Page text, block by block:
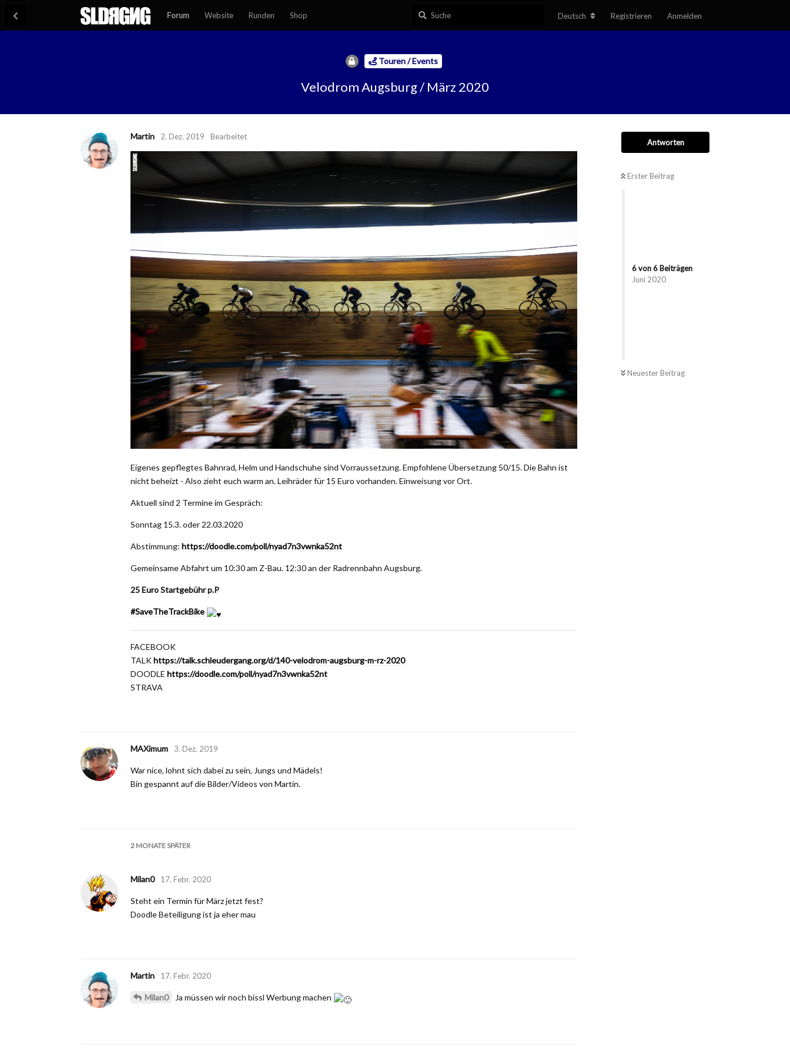
Forum Website Runden Shop Deutsch Registrieren Anmelden
Touren / Events
Velodrom Augsburg / März 2020
Antworten
Erster Beitrag
6von6 Beiträgen
Juni 2020
Neuester Beitrag
Martin 2. Dez. 2019 Bearbeitet
Eigenes gepflegtes Bahnrad, Helm und Handschuhe sind Vorraussetzung. Empfohlene Übersetzung 50/15. Die Bahn ist
nicht beheizt - Also zieht euch warm an. Leihräder für 15 Euro vorhanden. Einweisung vor Ort.
Aktuell sind 2 Termine im Gespräch:
Sonntag 15.3. oder 22.03.2020
Abstimmung: https://doodle.com/poll/nyad7n3vwnka52nt
Gemeinsame Abfahrt um 10:30 am Z-Bau. 12:30 an der Radrennbahn Augsburg.
25 Euro Startgebühr p.P
#SaveTheTrackBike
FACEBOOK
TALKhttps://talk.schleudergang.org/d/140-velodrom-augsburg-m-rz-2020
DOODLE https://doodle.com/poll/nyad7n3vwnka52nt
STRAVA
MAXimum 3. Dez. 2019
War nice, lohnt sich dabei zu sein, Jungs und Mädels!
Bin gespannt auf die Bilder/Videos von Martin.
2 MONATESPÄTER
Milan0 17. Febr. 2020
Steht ein Termin für März jetzt fest?
Doodle Beteiligung ist ja eher mau
Martin 17. Febr. 2020
Milan0 Ja müssen wir noch bissl Werbung machen